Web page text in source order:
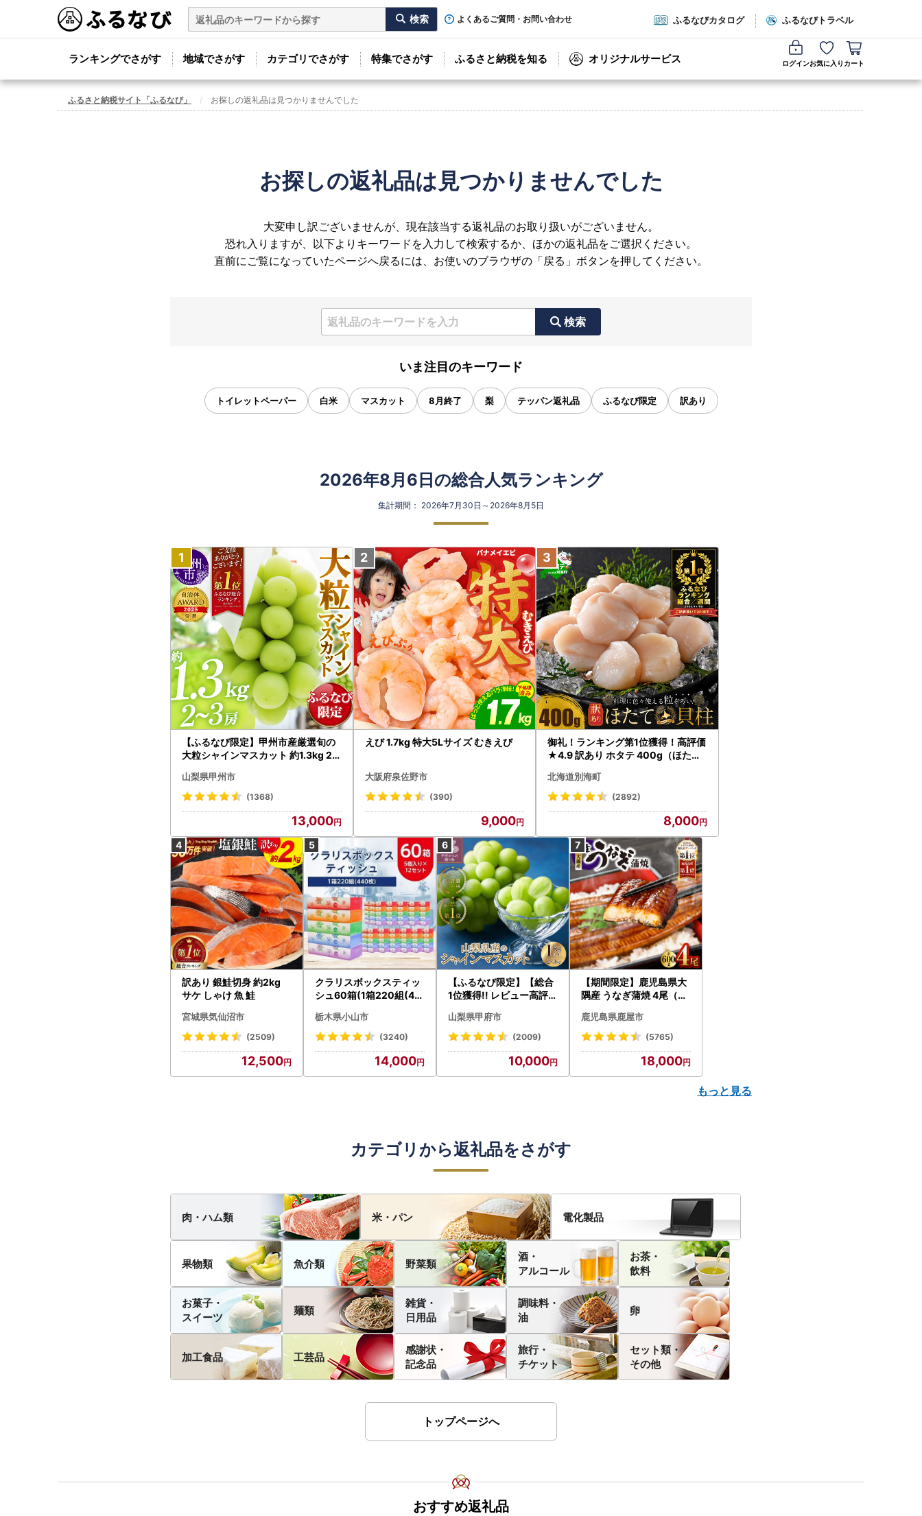
よくあるご質問・お問い合わせ ふるなびカタログ ふるなびトラベル
ランキングでさがす 地域でさがす カテゴリでさがす 特集でさがす ふるさと納税を知る オリジナルサービス ログインお気に入り カート
ふるさと納税サイト「ふるなび」 お探しの返礼品は見つかりませんでした
お探しの返礼品は見つかりませんでした
大変申し訳ございませんが、現在該当する返礼品のお取り扱いがございません。
恐れ入りますが、以下よりキーワードを入力して検索するか、ほかの返礼品をご選択ください。
直前にご覧になっていたページへ戻るには、お使いのブラウザの「戻る」ボタンを押してください。
検索
いま注目のキーワード
トイレットペーパー 白米 マスカット 8月終了 梨 テッパン返礼品 ふるなび限定 訳あり
2026年8月6日の総合人気ランキング
集計期間： 2026年7月30日～2026年8月5日
【ふるなび限定】甲州市産厳選旬の
大粒シャインマスカット 約1.3kg 2
472 FN-Limited-VO シャインマス
カット フルーツ
山梨県甲州市
(1368)
13,000
えび 1.7kg 特大5Lサイズ むきえび
大阪府泉佐野市
(390)
9,000
御礼！ランキング第1位獲得！高評価
★4.9 訳あり ホタテ 400g（ほたて
北海道別海町
(2892)
8,000
訳あり 銀鮭切身 約2kg
サケ しゃけ 魚 鮭
宮城県気仙沼市
(2509)
12,500
クラリスボックスティッ
シュ60箱(1箱220組(44
ト)【配送不可地域：離島
・沖縄県】【1256759】
栃木県小山市
(3240)
14,000
【ふるなび限定】【総合
1位獲得!! レビュー高評価
〉山梨県産 シャインマス
カット 2～3房（1.0kg以
N-Limited-SP
山梨県甲府市
(2009)
10,000
【期間限定】鹿児島県大
隅産 うなぎ蒲焼 4尾（60
cp18 うなぎ 鰻 魚 惣菜 総
菜
鹿児島県鹿屋市
(5765)
18,000
もっと見る
カテゴリから返礼品をさがす
肉・ハム類 米・パン 電化製品
果物類 魚介類 野菜類
酒・
アルコール
お茶・
飲料
お菓子・
スイーツ
麺類
雑貨・
日用品
調味料・
油
卵
加工食品 工芸品
感謝状・
記念品
旅行・
チケット
セット類・
その他
トップページへ
おすすめ返礼品